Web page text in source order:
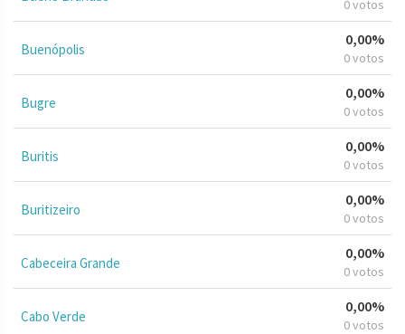
0 votos
Buenópolis
0,00%
0 votos
Bugre
0,00%
0 votos
Buritis
0,00%
0 votos
Buritizeiro
0,00%
0 votos
Cabeceira Grande
0,00%
0 votos
Cabo Verde
0,00%
0 votos